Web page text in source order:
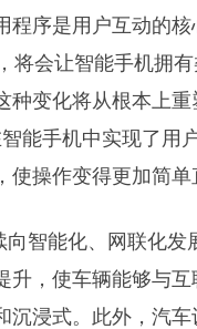
程序是用户互动的
将会让智能手机拥
种变化将从根本上
能手机中实现了用
操作变得更加简单
智能化、网联化
升，使车辆能够与
沉浸式。此外，汽